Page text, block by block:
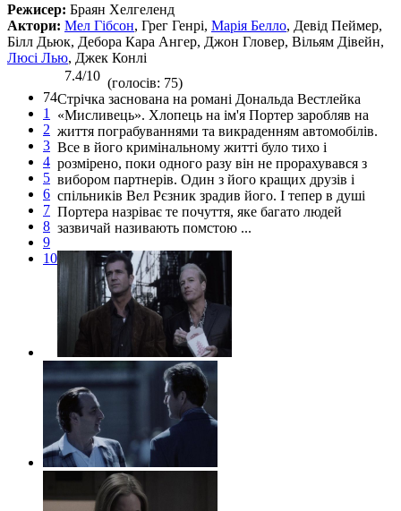
Режисер: Браян Хелгеленд
Актори: Мел Гібсон, Грег Генрі, Марія Белло, Девід Пеймер,
Білл Дьюк, Дебора Кара Ангер, Джон Гловер, Вільям Дівейн,
Люсі Лью, Джек Конлі
74
1
2
3
4
5
6
7
8
9
10
7.4/10 (голосів: 75)
Стрічка заснована на романі Дональда Вестлейка
«Мисливець». Хлопець на ім'я Портер заробляв на
життя пограбуваннями та викраденням автомобілів.
Все в його кримінальному житті було тихо і
розмірено, поки одного разу він не прорахувався з
вибором партнерів. Один з його кращих друзів і
спільників Вел Рєзник зрадив його. І тепер в душі
Портера назріває те почуття, яке багато людей
зазвичай називають помстою ...